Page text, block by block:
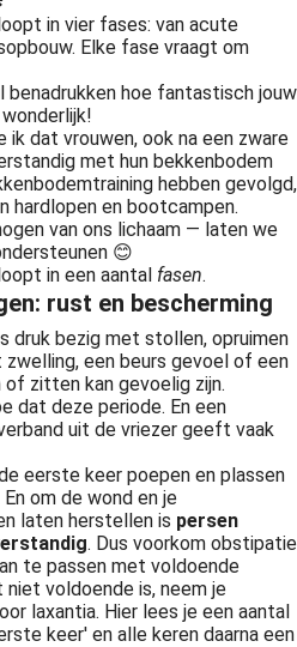
in vier fases: van acute
Elke fase vraagt om
benadrukken hoe fantastisch jouw
dat vrouwen, ook na een zware
met hun bekkenbodem
hebben gevolgd,
hardlopen en bootcampen.
van ons lichaam — laten we
😊
in een aantal fasen.
rust en bescherming
druk bezig met stollen, opruimen
een beurs gevoel of een
zitten kan gevoelig zijn.
dat deze periode. En een
uit de vriezer geeft vaak
eerste keer poepen en plassen
om de wond en je
laten herstellen is persen
. Dus voorkom obstipatie
te passen met voldoende
voldoende is, neem je
laxantia. Hier lees je een aantal
keer' en alle keren daarna een